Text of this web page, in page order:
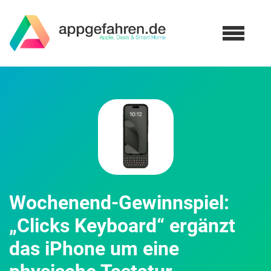
Wochenend-Gewinnspiel:
„Clicks Keyboard“ ergänzt
das iPhone um eine